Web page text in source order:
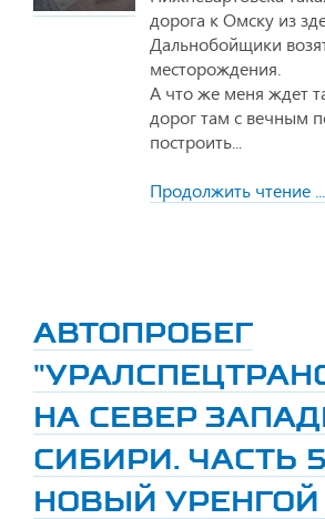
дорога к Омску из
Дальнобойщики
месторождения.
А что же меня ждет
дорог там с вечным
построить...
Продолжить чтение ...
АВТОПРОБЕГ
НА СЕВЕР
СИБИРИ. ЧАСТЬ
НОВЫЙ УРЕНГОЙ